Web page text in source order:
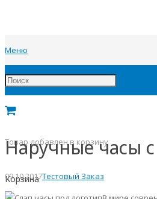
Меню
Товар добавлен в корзину
Корзина
Наручные часы
09.10.2017Тестовый Заказ